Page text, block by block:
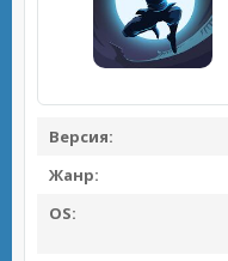
Версия:
Жанр:
OS: